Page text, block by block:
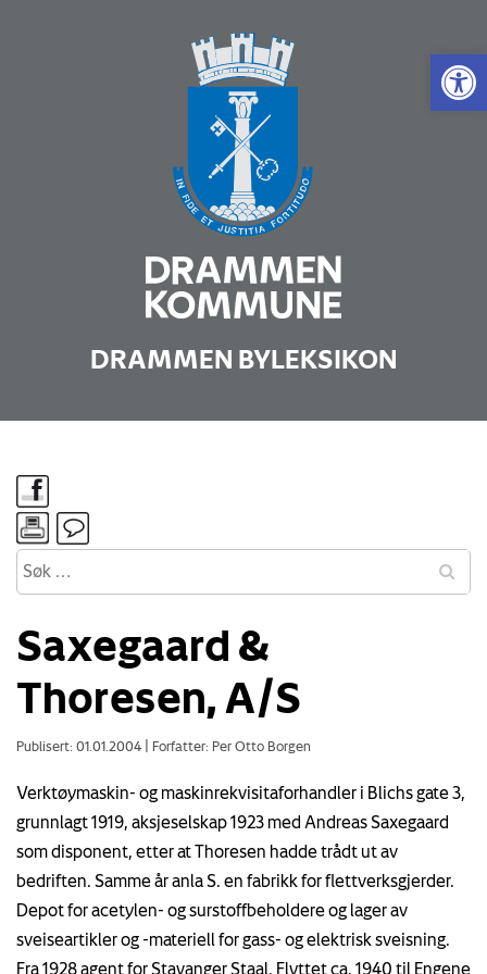
Vis
DRAMMEN BYLEKSIKON
Saxegaard &
Thoresen, A/S
Publisert: 01.01.2004 Forfatter: Per Otto Borgen
Verktøymaskin- og maskinrekvisitaforhandler i Blichs gate 3,
grunnlagt 1919, aksjeselskap 1923 med Andreas Saxegaard
som disponent, etter at Thoresen hadde trådt ut av
bedriften. Samme år anla S. en fabrikk for flettverksgjerder.
Depot for acetylen- og surstoffbeholdere og lager av
sveiseartikler og -materiell for gass- og elektrisk sveisning.
Fra 1928 agent for Stavanger Staal. Flyttet ca. 1940 til Engene